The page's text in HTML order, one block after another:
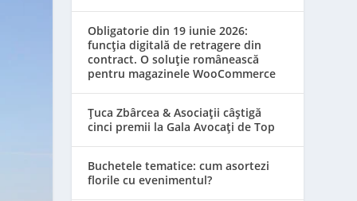
Obligatorie din 19 iunie 2026:
funcția digitală de retragere din
contract. O soluție românească
pentru magazinele WooCommerce
Țuca Zbârcea & Asociații câștigă
cinci premii la Gala Avocați de Top
Buchetele tematice: cum asortezi
florile cu evenimentul?